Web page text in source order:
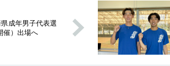
成年男子代表選
催）出場へ